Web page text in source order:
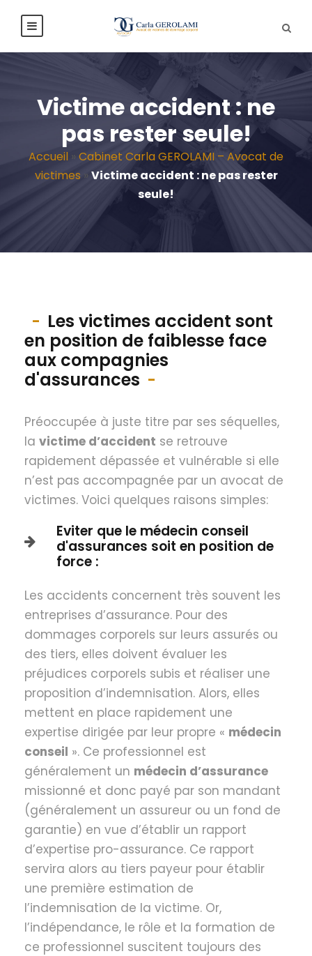
Victime accident : ne
pas rester seule!
Accueil » Cabinet Carla GEROLAMI – Avocat de
victimes » Victime accident : ne pas rester
seule!
Les victimes accident sont
en position de faiblesse face
aux compagnies
d'assurances
Préoccupée à juste titre par ses séquelles,
la victime d’accident se retrouve
rapidement dépassée et vulnérable si elle
n’est pas accompagnée par un avocat de
victimes. Voici quelques raisons simples:
Eviter que le médecin conseil
d'assurances soit en position de
force :
Les accidents concernent très souvent les
entreprises d’assurance. Pour des
dommages corporels sur leurs assurés ou
des tiers, elles doivent évaluer les
préjudices corporels subis et réaliser une
proposition d’indemnisation. Alors, elles
mettent en place rapidement une
expertise dirigée par leur propre « médecin
conseil ». Ce professionnel est
généralement un médecin d’assurance
missionné et donc payé par son mandant
(généralement un assureur ou un fond de
garantie) en vue d’établir un rapport
d’expertise pro-assurance. Ce rapport
servira alors au tiers payeur pour établir
une première estimation de
l’indemnisation de la victime. Or,
l’indépendance, le rôle et la formation de
ce professionnel suscitent toujours des